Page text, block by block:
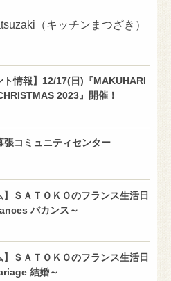
（キッチンまつざき）
ト情報】12/17(日)『MAKUHARI
2023』開催！
張コミュニティセンター
】ＳＡＴＯＫＯのフランス生活日
バカンス～
】ＳＡＴＯＫＯのフランス生活日
結婚～